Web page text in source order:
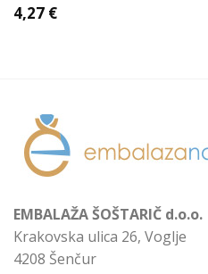
4,27 €
EMBALAŽA ŠOŠTARIČ d.o.o.
Krakovska ulica 26, Voglje
4208 Šenčur